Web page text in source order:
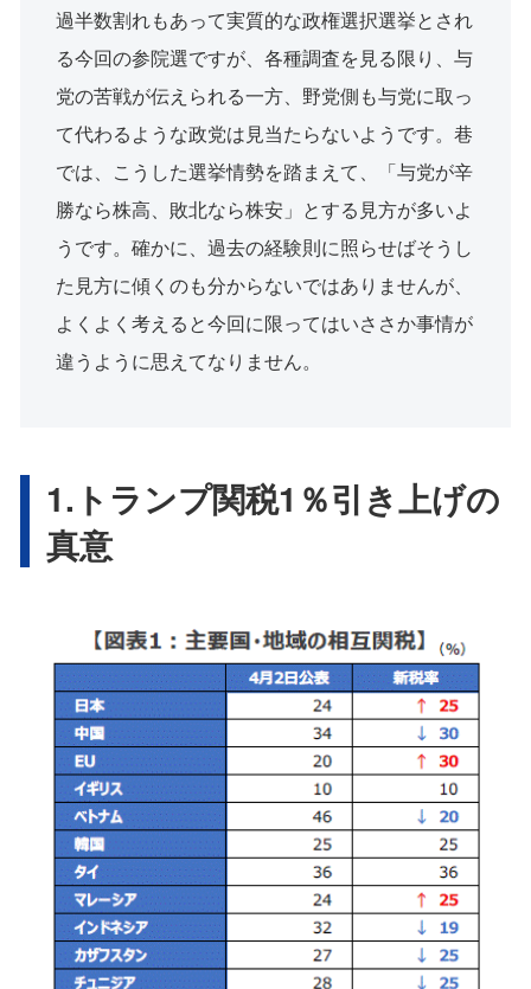
過半数割れもあって実質的な政権選択選挙とされ
る今回の参院選ですが、各種調査を見る限り、与
党の苦戦が伝えられる一方、野党側も与党に取っ
て代わるような政党は見当たらないようです。巷
では、こうした選挙情勢を踏まえて、「与党が辛
勝なら株高、敗北なら株安」とする見方が多いよ
うです。確かに、過去の経験則に照らせばそうし
た見方に傾くのも分からないではありませんが、
よくよく考えると今回に限ってはいささか事情が
違うように思えてなりません。
1.トランプ関税1％引き上げの
真意